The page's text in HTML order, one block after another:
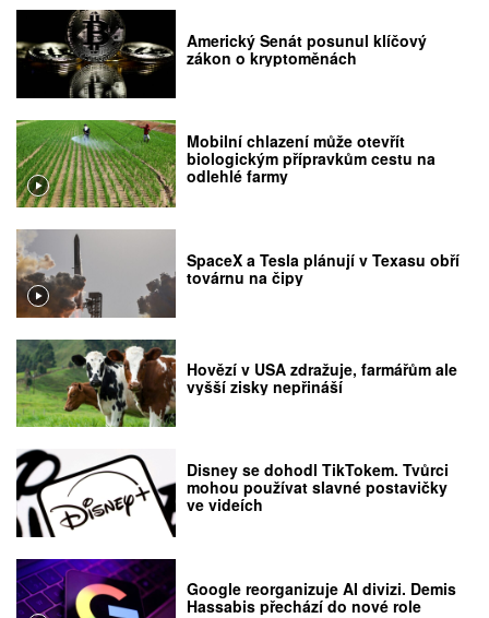
Americký Senát posunul klíčový
zákon o kryptoměnách
Mobilní chlazení může otevřít
biologickým přípravkům cestu na
odlehlé farmy
SpaceX a Tesla plánují v Texasu obří
továrnu na čipy
Hovězí v USA zdražuje, farmářům ale
vyšší zisky nepřináší
Disney se dohodl TikTokem. Tvůrci
mohou používat slavné postavičky
ve videích
Google reorganizuje AI divizi. Demis
Hassabis přechází do nové role